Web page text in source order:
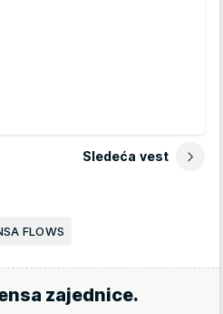
Sledeća vest
FLOWS
zajednice.